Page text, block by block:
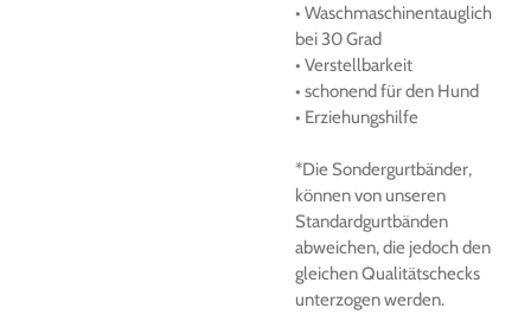
• Waschmaschinentauglich
bei 30 Grad
• Verstellbarkeit
• schonend für den Hund
• Erziehungshilfe
*Die Sondergurtbänder,
können von unseren
Standardgurtbänden
abweichen, die jedoch den
gleichen Qualitätschecks
unterzogen werden.